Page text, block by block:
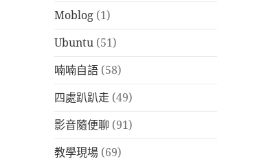
Moblog (1)
Ubuntu (51)
喃喃自語 (58)
四處趴趴走 (49)
影音隨便聊 (91)
教學現場 (69)